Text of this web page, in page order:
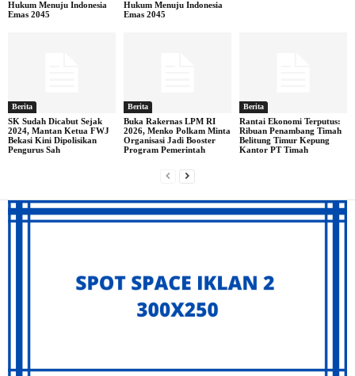
Hukum Menuju Indonesia
Emas 2045
Hukum Menuju Indonesia
Emas 2045
Berita
SK Sudah Dicabut Sejak
2024, Mantan Ketua FWJ
Bekasi Kini Dipolisikan
Pengurus Sah
Berita
Buka Rakernas LPM RI
2026, Menko Polkam Minta
Organisasi Jadi Booster
Program Pemerintah
Berita
Rantai Ekonomi Terputus:
Ribuan Penambang Timah
Belitung Timur Kepung
Kantor PT Timah